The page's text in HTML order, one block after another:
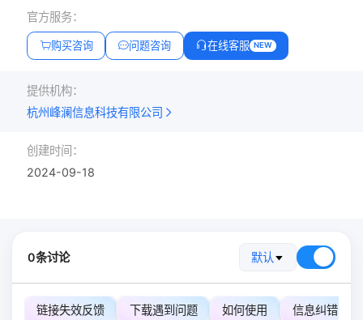
官方服务：
购买咨询 问题咨询 在线客服 NEW
提供机构：
杭州峰澜信息科技有限公司
创建时间：
2024-09-18
0条讨论 默认
链接失效反馈 下载遇到问题 如何使用 信息纠错